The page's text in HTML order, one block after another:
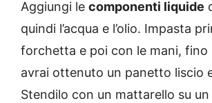
Aggiungi le componenti liquide
quindi l’acqua e l’olio. Impasta
forchetta e poi con le mani, fino
avrai ottenuto un panetto liscio
Stendilo con un mattarello su